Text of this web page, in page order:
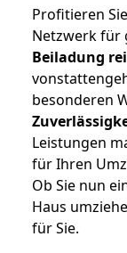
Profitieren
Netzwerk für
Beiladung
besonderen
Leistungen
für Ihren
Ob Sie nun
Haus
für Sie.